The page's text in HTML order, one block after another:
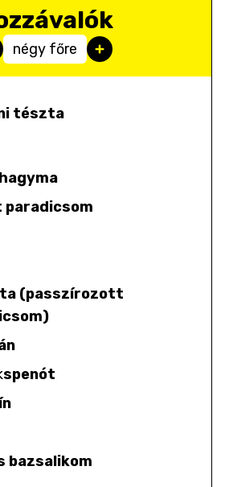
négy főre
tészta
(passzírozott
spenót
bazsalikom